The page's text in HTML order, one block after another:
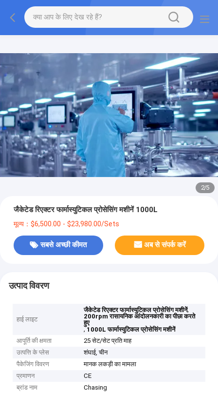
2/5
जैकेटेड रिएक्टर फार्मास्युटिकल प्रोसेसिंग मशीनें 1000L
मूल्य：$6,500.00 - $23,980.00/Sets
सबसे अच्छी कीमत अब से संपर्क करें
उत्पाद विवरण
हाई लाइट
जैकेटेड रिएक्टर फार्मास्युटिकल प्रोसेसिंग मशीनें,
200rpm रासायनिक आंदोलनकारी का पीछा करते
हुए
,1000L फार्मास्युटिकल प्रोसेसिंग मशीनें
आपूर्ति की क्षमता
25 सेट/सेट प्रति माह
उत्पत्ति के प्लेस
शंघाई, चीन
पैकेजिंग विवरण
मानक लकड़ी का मामला
प्रमाणन
CE
ब्रांड नाम
Chasing